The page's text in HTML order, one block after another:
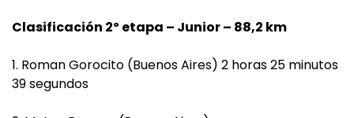
Clasificación 2º etapa – Junior – 88,2 km
1. Roman Gorocito (Buenos Aires) 2 horas 25 minutos
39 segundos